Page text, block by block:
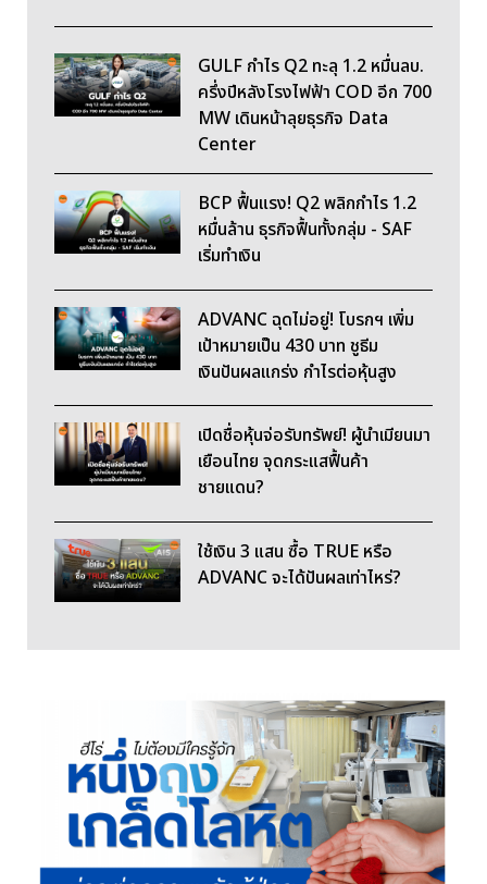
GULF กำไร Q2 ทะลุ 1.2 หมื่นลบ.
ครึ่งปีหลังโรงไฟฟ้า COD อีก 700
MW เดินหน้าลุยธุรกิจ Data
Center
BCP ฟื้นแรง! Q2 พลิกกำไร 1.2
หมื่นล้าน ธุรกิจฟื้นทั้งกลุ่ม - SAF
เริ่มทำเงิน
ADVANC ฉุดไม่อยู่! โบรกฯ เพิ่ม
เป้าหมายเป็น 430 บาท ชูธีม
เงินปันผลแกร่ง กำไรต่อหุ้นสูง
เปิดชื่อหุ้นจ่อรับทรัพย์! ผู้นำเมียนมา
เยือนไทย จุดกระแสฟื้นค้า
ชายแดน?
ใช้เงิน 3 แสน ซื้อ TRUE หรือ
ADVANC จะได้ปันผลเท่าไหร่?